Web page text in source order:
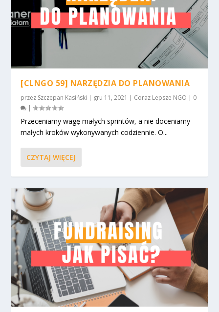
[CLNGO 59] NARZĘDZIA DO PLANOWANIA
przez Szczepan Kasiński | gru 11, 2021 | Coraz Lepsze NGO | 0
|
Przeceniamy wagę małych sprintów, a nie doceniamy
małych kroków wykonywanych codziennie. O...
CZYTAJ WIĘCEJ